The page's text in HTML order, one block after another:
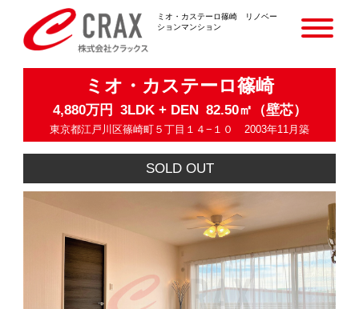
ミオ・カステーロ篠崎 リノベー
ションマンション
ミオ・カステーロ篠崎
4,880万円 3LDK + DEN 82.50㎡（壁芯）
東京都江戸川区篠崎町５丁目１４−１０ 2003年11月築
SOLD OUT